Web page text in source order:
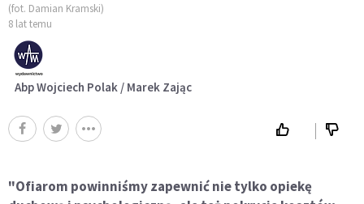
(fot. Damian Kramski)
8 lat temu
Abp Wojciech Polak / Marek Zając
"Ofiarom powinniśmy zapewnić nie tylko opiekę